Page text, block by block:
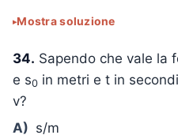
Mostra soluzione
34. Sapendo che vale la
e s0 in metri e t in
v?
A) s/m